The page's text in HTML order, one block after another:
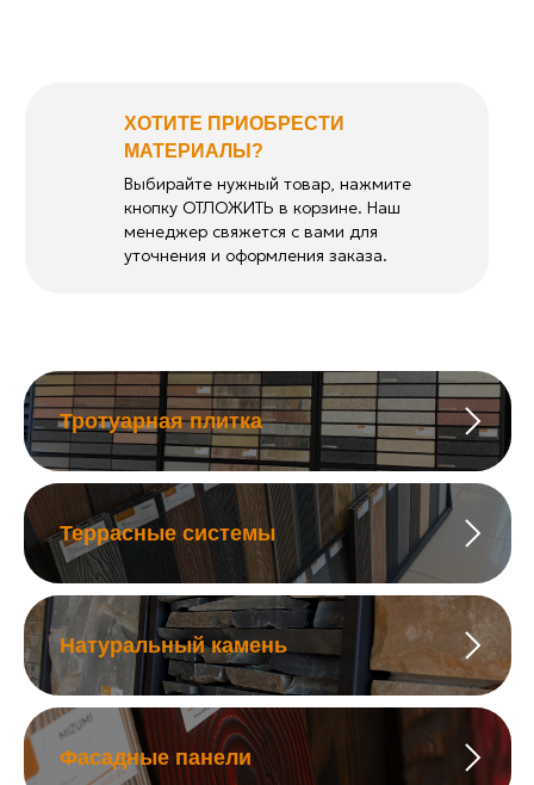
Выбирайте нужный товар, нажмите
кнопку ОТЛОЖИТЬ в корзине. Наш
менеджер свяжется с вами для
уточнения и оформления заказа.
ХОТИТЕ ПРИОБРЕСТИ
МАТЕРИАЛЫ?
Тротуарная плитка
Террасные системы
Натуральный камень
Фасадные панели